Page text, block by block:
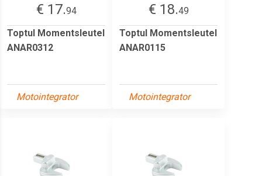
€ 17.94
Toptul Momentsleutel
ANAR0312
Motointegrator
€ 18.49
Toptul Momentsleutel
ANAR0115
Motointegrator